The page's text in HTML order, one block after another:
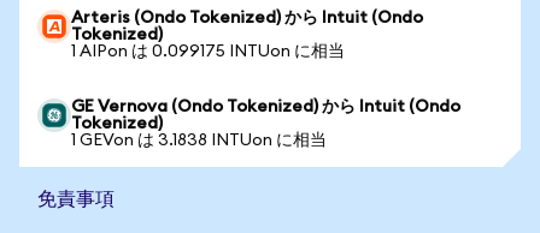
Arteris (Ondo Tokenized) から Intuit (Ondo
Tokenized)
1 AIPon は 0.099175 INTUon に相当
GE Vernova (Ondo Tokenized) から Intuit (Ondo
Tokenized)
1 GEVon は 3.1838 INTUon に相当
免責事項